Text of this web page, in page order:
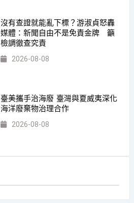
沒有查證就能亂下標？游淑貞怒轟
媒體：新聞自由不是免責金牌 籲
檢調徹查究責
2026-08-08
臺美攜手治海廢 臺灣與夏威夷深化
海洋廢棄物治理合作
2026-08-08